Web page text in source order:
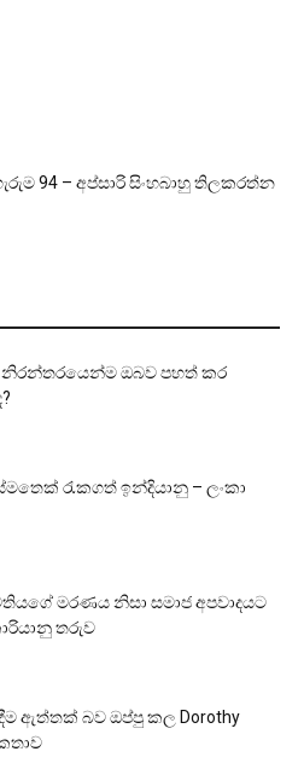
94 – අප්සාරි සිංහබාහු තිලකරත්න
ඔබව පහත් කර
රැකගත් ඉන්දියානු – ලංකා
මරණය නිසා සමාජ අපවාදයට
තරුව
ඇත්තක් බව ඔප්පු කල Dorothy